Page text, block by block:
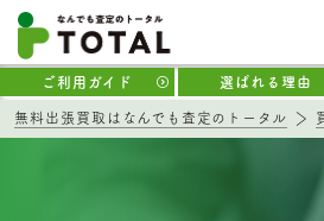
ご利用ガイド 選ばれる理由
無料出張買取はなんでも査定のトータル